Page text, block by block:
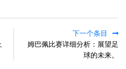
下一个条目
姆巴佩比赛详细分析：展望足
球的未来。